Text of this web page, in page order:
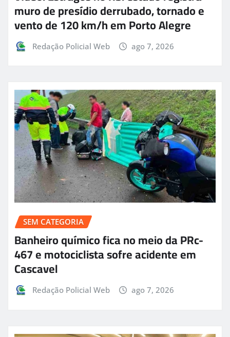
muro de presídio derrubado, tornado e
vento de 120 km/h em Porto Alegre
Redação Policial Web ago 7, 2026
SEM CATEGORIA
Banheiro químico fica no meio da PRc-
467 e motociclista sofre acidente em
Cascavel
Redação Policial Web ago 7, 2026